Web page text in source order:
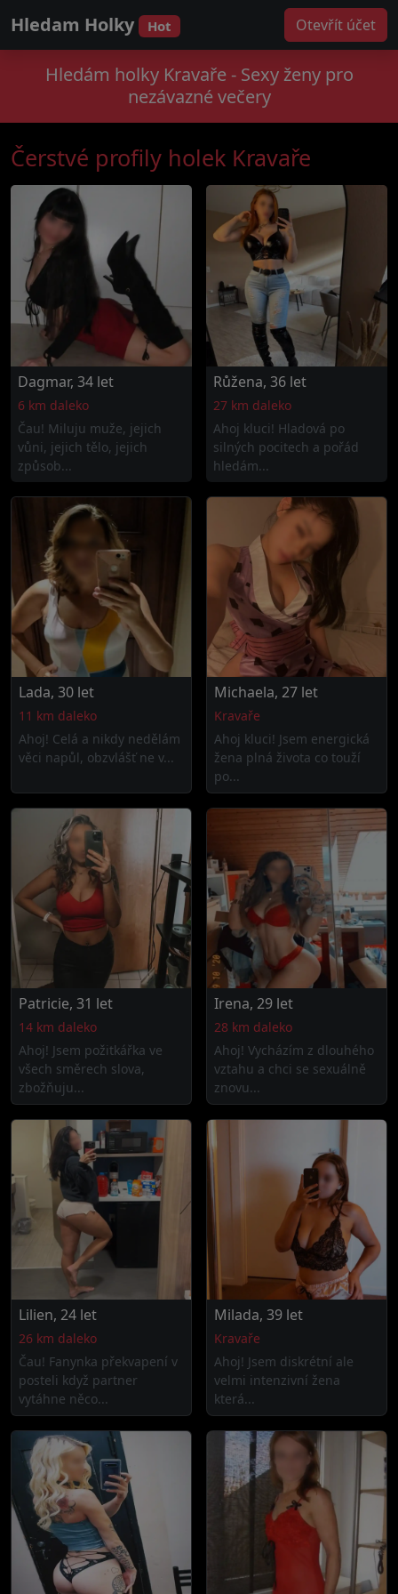
Hledam Holky Hot Otevřít účet
Hledám holky Kravaře - Sexy ženy pro
nezávazné večery
Čerstvé profily holek Kravaře
Dagmar, 34 let
6 km daleko
Čau! Miluju muže, jejich
vůni, jejich tělo, jejich
způsob...
Růžena, 36 let
27 km daleko
Ahoj kluci! Hladová po
silných pocitech a pořád
hledám...
Lada, 30 let
11 km daleko
Ahoj! Celá a nikdy nedělám
věci napůl, obzvlášť ne v...
Michaela, 27 let
Kravaře
Ahoj kluci! Jsem energická
žena plná života co touží
po...
Patricie, 31 let
14 km daleko
Ahoj! Jsem požitkářka ve
všech směrech slova,
zbožňuju...
Irena, 29 let
28 km daleko
Ahoj! Vycházím z dlouhého
vztahu a chci se sexuálně
znovu...
Lilien, 24 let
26 km daleko
Čau! Fanynka překvapení v
posteli když partner
vytáhne něco...
Milada, 39 let
Kravaře
Ahoj! Jsem diskrétní ale
velmi intenzivní žena
která...